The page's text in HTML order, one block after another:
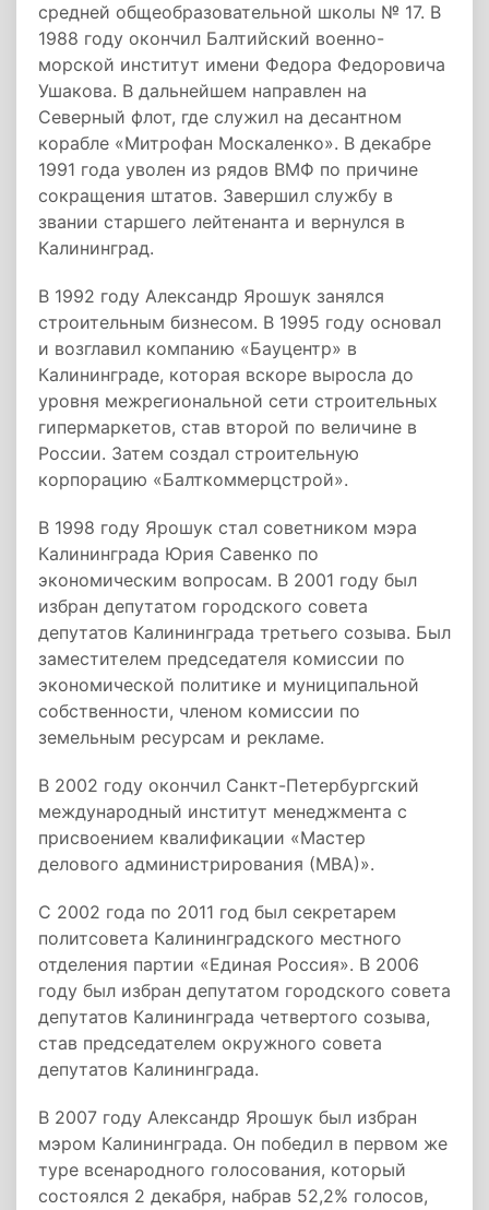
средней общеобразовательной школы № 17. В
1988 году окончил Балтийский военно-
морской институт имени Федора Федоровича
Ушакова. В дальнейшем направлен на
Северный флот, где служил на десантном
корабле «Митрофан Москаленко». В декабре
1991 года уволен из рядов ВМФ по причине
сокращения штатов. Завершил службу в
звании старшего лейтенанта и вернулся в
Калининград.
В 1992 году Александр Ярошук занялся
строительным бизнесом. В 1995 году основал
и возглавил компанию «Бауцентр» в
Калининграде, которая вскоре выросла до
уровня межрегиональной сети строительных
гипермаркетов, став второй по величине в
России. Затем создал строительную
корпорацию «Балткоммерцстрой».
В 1998 году Ярошук стал советником мэра
Калининграда Юрия Савенко по
экономическим вопросам. В 2001 году был
избран депутатом городского совета
депутатов Калининграда третьего созыва. Был
заместителем председателя комиссии по
экономической политике и муниципальной
собственности, членом комиссии по
земельным ресурсам и рекламе.
В 2002 году окончил Санкт-Петербургский
международный институт менеджмента с
присвоением квалификации «Мастер
делового администрирования (МВА)».
С 2002 года по 2011 год был секретарем
политсовета Калининградского местного
отделения партии «Единая Россия». В 2006
году был избран депутатом городского совета
депутатов Калининграда четвертого созыва,
став председателем окружного совета
депутатов Калининграда.
В 2007 году Александр Ярошук был избран
мэром Калининграда. Он победил в первом же
туре всенародного голосования, который
состоялся 2 декабря, набрав 52,2% голосов,